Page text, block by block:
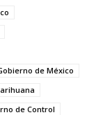
de México
de Control